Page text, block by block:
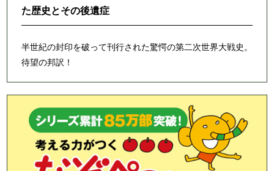
た歴史とその後遺症
半世紀の封印を破って刊行された驚愕の第二次世界大戦史。
待望の邦訳！